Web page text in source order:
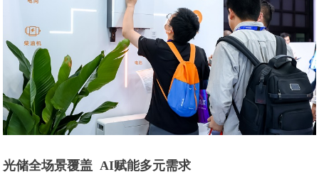
光储全场景覆盖AI赋能多元需求